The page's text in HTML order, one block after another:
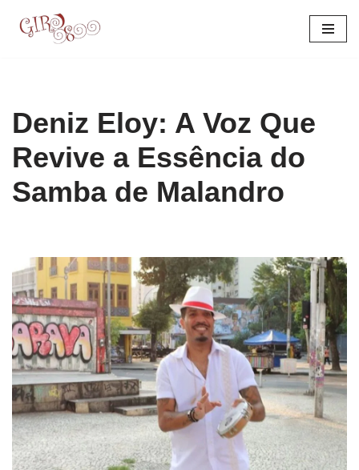
Deniz Eloy: A Voz Que
Revive a Essência do
Samba de Malandro